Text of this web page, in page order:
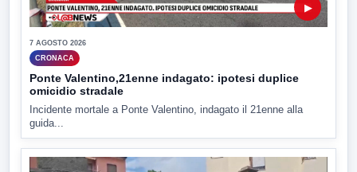
▶
7 AGOSTO 2026
CRONACA
Ponte Valentino,21enne indagato: ipotesi duplice
omicidio stradale
Incidente mortale a Ponte Valentino, indagato il 21enne alla
guida...